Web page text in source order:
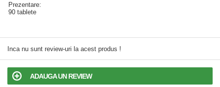
Prezentare:
90 tablete
Inca nu sunt review-uri la acest produs !
ADAUGA UN REVIEW